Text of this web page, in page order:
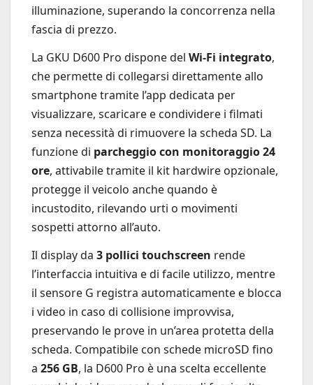
illuminazione, superando la concorrenza nella
fascia di prezzo.
La GKU D600 Pro dispone del Wi-Fi integrato,
che permette di collegarsi direttamente allo
smartphone tramite l’app dedicata per
visualizzare, scaricare e condividere i filmati
senza necessità di rimuovere la scheda SD. La
funzione di parcheggio con monitoraggio 24
ore, attivabile tramite il kit hardwire opzionale,
protegge il veicolo anche quando è
incustodito, rilevando urti o movimenti
sospetti attorno all’auto.
Il display da 3 pollici touchscreen rende
l’interfaccia intuitiva e di facile utilizzo, mentre
il sensore G registra automaticamente e blocca
i video in caso di collisione improvvisa,
preservando le prove in un’area protetta della
scheda. Compatibile con schede microSD fino
a 256 GB, la D600 Pro è una scelta eccellente